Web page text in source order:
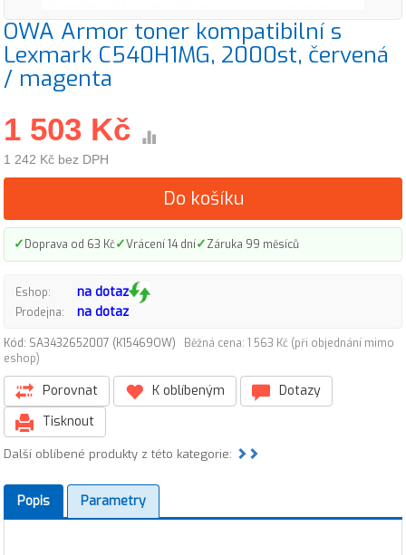
OWA Armor toner kompatibilní s
Lexmark C540H1MG, 2000st, červená
/ magenta
1 503 Kč
1 242 Kč bez DPH
Do košíku
✓Doprava od 63 Kč✓Vrácení 14 dní✓Záruka 99 měsíců
Eshop: na dotaz
Prodejna: na dotaz
Kód: SA3432652007 (K15469OW)
Běžná cena: 1 563 Kč (při objednání mimo
eshop)
Porovnat K oblíbeným
Dotazy
Tisknout
Další oblíbené produkty z této kategorie:
Popis Parametry